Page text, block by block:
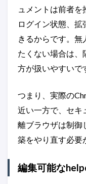
ュメントは前者
ログイン状態、
きるからです。
たくない場合は
方が扱いやすいで
つまり、実際の
近い一方で、セキ
離ブラウザは制御
築をやり直す必要
編集可能な